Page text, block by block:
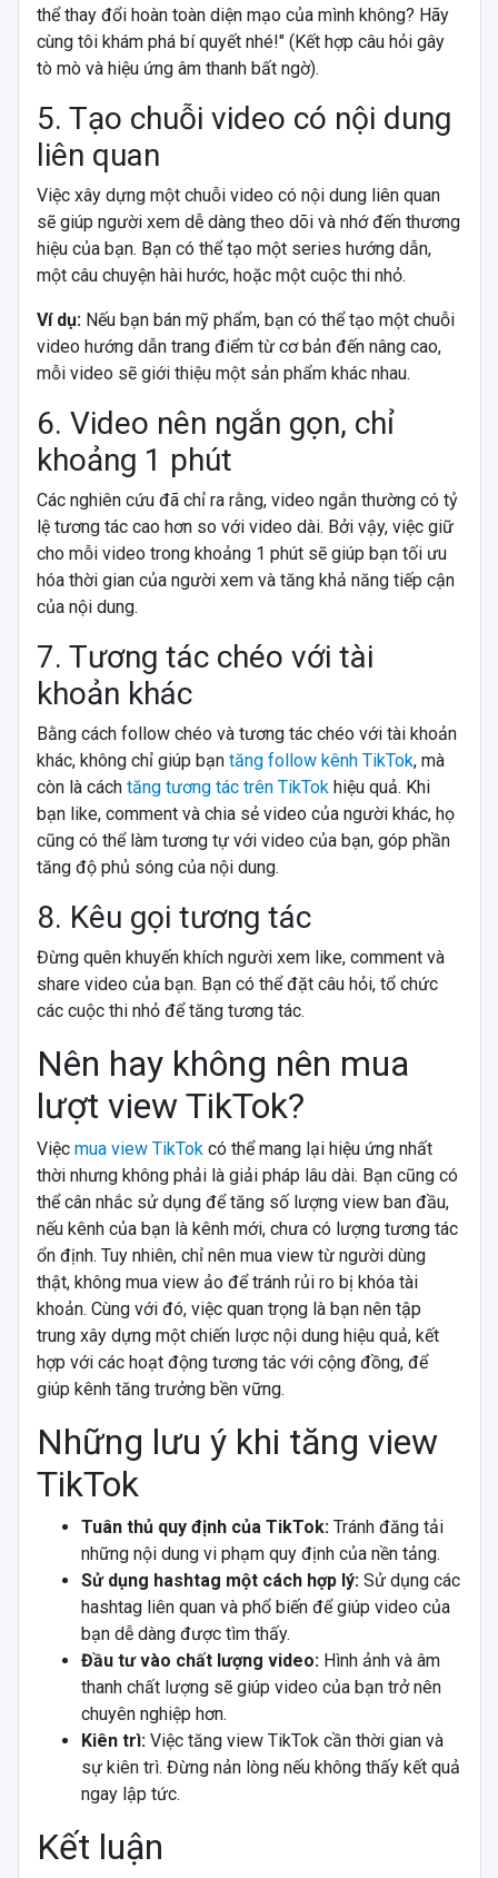
thể thay đổi hoàn toàn diện mạo của mình không? Hãy
cùng tôi khám phá bí quyết nhé!" (Kết hợp câu hỏi gây
tò mò và hiệu ứng âm thanh bất ngờ).
5. Tạo chuỗi video có nội dung
liên quan
Việc xây dựng một chuỗi video có nội dung liên quan
sẽ giúp người xem dễ dàng theo dõi và nhớ đến thương
hiệu của bạn. Bạn có thể tạo một series hướng dẫn,
một câu chuyện hài hước, hoặc một cuộc thi nhỏ.
Ví dụ:Nếu bạn bán mỹ phẩm, bạn có thể tạo một chuỗi
video hướng dẫn trang điểm từ cơ bản đến nâng cao,
mỗi video sẽ giới thiệu một sản phẩm khác nhau.
6. Video nên ngắn gọn, chỉ
khoảng 1 phút
Các nghiên cứu đã chỉ ra rằng, video ngắn thường có tỷ
lệ tương tác cao hơn so với video dài. Bởi vậy, việc giữ
cho mỗi video trong khoảng 1 phút sẽ giúp bạn tối ưu
hóa thời gian của người xem và tăng khả năng tiếp cận
của nội dung.
7. Tương tác chéo với tài
khoản khác
Bằng cách follow chéo và tương tác chéo với tài khoản
khác, không chỉ giúp bạn tăng follow kênh TikTok, mà
còn là cách tăng tương tác trên TikTokhiệu quả. Khi
bạn like, comment và chia sẻ video của người khác, họ
cũng có thể làm tương tự với video của bạn, góp phần
tăng độ phủ sóng của nội dung.
8. Kêu gọi tương tác
Đừng quên khuyến khích người xem like, comment và
share video của bạn. Bạn có thể đặt câu hỏi, tổ chức
các cuộc thi nhỏ để tăng tương tác.
Nên hay không nên mua
lượt view TikTok?
Việc mua view TikTokcó thể mang lại hiệu ứng nhất
thời nhưng không phải là giải pháp lâu dài. Bạn cũng có
thể cân nhắc sử dụng để tăng số lượng view ban đầu,
nếu kênh của bạn là kênh mới, chưa có lượng tương tác
ổn định. Tuy nhiên, chỉ nên mua view từ người dùng
thật, không mua view ảo để tránh rủi ro bị khóa tài
khoản. Cùng với đó, việc quan trọng là bạn nên tập
trung xây dựng một chiến lược nội dung hiệu quả, kết
hợp với các hoạt động tương tác với cộng đồng, để
giúp kênh tăng trưởng bền vững.
Những lưu ý khi tăng view
TikTok
Tuân thủ quy định của TikTok:Tránh đăng tải
những nội dung vi phạm quy định của nền tảng.
Sử dụng hashtag một cách hợp lý:Sử dụng các
hashtag liên quan và phổ biến để giúp video của
bạn dễ dàng được tìm thấy.
Đầu tư vào chất lượng video:Hình ảnh và âm
thanh chất lượng sẽ giúp video của bạn trở nên
chuyên nghiệp hơn.
Kiên trì:Việc tăng view TikTok cần thời gian và
sự kiên trì. Đừng nản lòng nếu không thấy kết quả
ngay lập tức.
Kết luận